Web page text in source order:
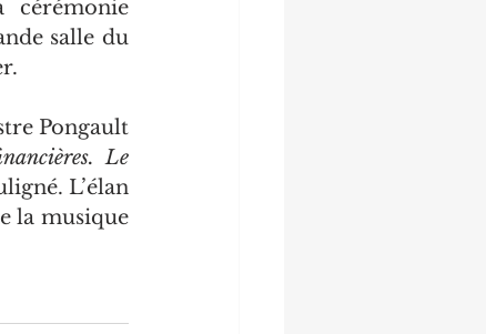
cérémonie
salle du
Pongault
Le
L’élan
la musique